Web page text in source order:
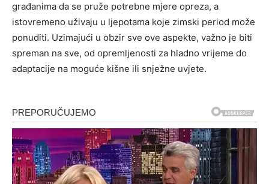
građanima da se pruže potrebne mjere opreza, a
istovremeno uživaju u ljepotama koje zimski period može
ponuditi. Uzimajući u obzir sve ove aspekte, važno je biti
spreman na sve, od opremljenosti za hladno vrijeme do
adaptacije na moguće kišne ili snježne uvjete.